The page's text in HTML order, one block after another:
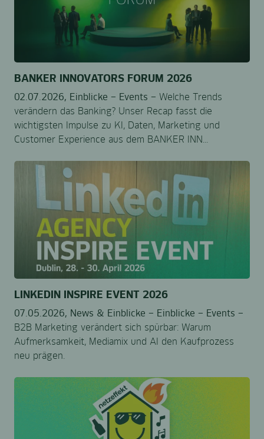
BANKER INNOVATORS FORUM 2026
02.07.2026, Einblicke – Events – Welche Trends
verändern das Banking? Unser Recap fasst die
wichtigsten Impulse zu KI, Daten, Marketing und
Customer Experience aus dem BANKER INN...
LINKEDIN INSPIRE EVENT 2026
07.05.2026, News & Einblicke – Einblicke – Events –
B2B Marketing verändert sich spürbar: Warum
Aufmerksamkeit, Mediamix und AI den Kaufprozess
neu prägen.